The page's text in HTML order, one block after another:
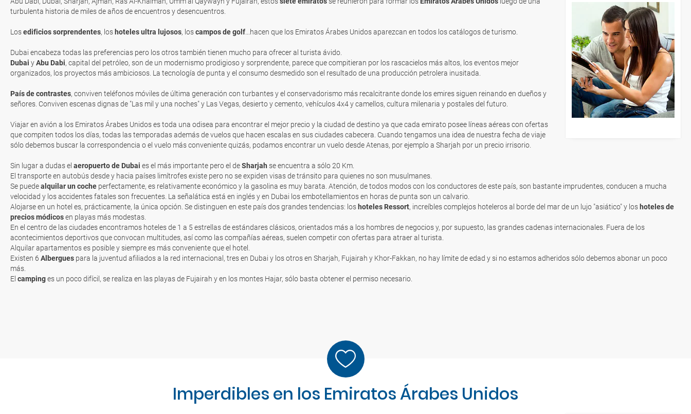
turbulenta historia de miles de años de encuentros y desencuentros.
Losedificios sorprendentes, los hoteles ultra lujosos, loscampos de golf ...hacen que los Emiratos Árabes Unidos aparezcan en todos los catálogos de turismo.
Dubai encabeza todas las preferencias pero los otros también tienen mucho para ofrecer al turista ávido.
Dubai yAbu Dabi, capital del petróleo, son de un modernismo prodigioso y sorprendente, parece que compitieran por los rascacielos más altos, los eventos mejor
organizados, los proyectos más ambiciosos. La tecnología de punta y el consumo desmedido son el resultado de una producción petrolera inusitada.
País de contrastes, conviven teléfonos móviles de última generación con turbantes y el conservadorismo más recalcitrante donde los emires siguen reinando en dueños y
señores. Conviven escenas dignas de "Las mil y una noches" y Las Vegas, desierto y cemento, vehículos 4x4 y camellos, cultura milenaria y postales del futuro.
Viajar en avión a los Emiratos Árabes Unidos es toda una odisea para encontrar el mejor precio y la ciudad de destino ya que cada emirato posee líneas aéreas con ofertas
que compiten todos los días, todas las temporadas además de vuelos que hacen escalas en sus ciudades cabecera. Cuando tengamos una idea de nuestra fecha de viaje
sólo debemos buscar la correspondencia o el vuelo más conveniente quizás, podamos encontrar un vuelo desde Atenas, por ejemplo a Sharjah por un precio irrisorio.
Sin lugar a dudas el aeropuerto de Dubai es el más importante pero el deSharjah se encuentra a sólo 20 Km.
El transporte en autobús desde y hacia países limítrofes existe pero no se expiden visas de tránsito para quienes no son musulmanes.
Se puedealquilar un coche perfectamente, es relativamente económico y la gasolina es muy barata. Atención, de todos modos con los conductores de este país, son bastante imprudentes, conducen a mucha
velocidad y los accidentes fatales son frecuentes. La señalática está en inglés y en Dubai los embotellamientos en horas de punta son un calvario.
Alojarse en un hotel es, prácticamente, la única opción. Se distinguen en este país dos grandes tendencias: los hoteles Ressort, increíbles complejos hoteleros al borde del mar de un lujo "asiático" y los hoteles de
precios módicosen playas más modestas.
En el centro de las ciudades encontramos hoteles de 1 a 5 estrellas de estándares clásicos, orientados más a los hombres de negocios y, por supuesto, las grandes cadenas internacionales. Fuera de los
acontecimientos deportivos que convocan multitudes, así como las compañías aéreas, suelen competir con ofertas para atraer al turista.
Alquilar apartamentos es posible y siempre es más conveniente que el hotel.
Existen 6 Albergues para la juventud afiliados a la red internacional, tres en Dubai y los otros en Sharjah, Fujairah y Khor-Fakkan, no hay límite de edad y si no estamos adheridos sólo debemos abonar un poco
más.
El campinges un poco difícil, se realiza en las playas de Fujairah y en los montes Hajar, sólo basta obtener el permiso necesario.
Imperdibles en los Emiratos Árabes Unidos